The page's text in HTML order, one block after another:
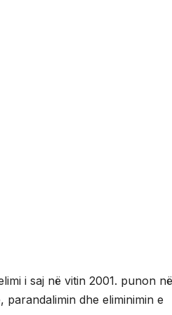
i saj në vitin 2001. punon në
dhe eliminimin e